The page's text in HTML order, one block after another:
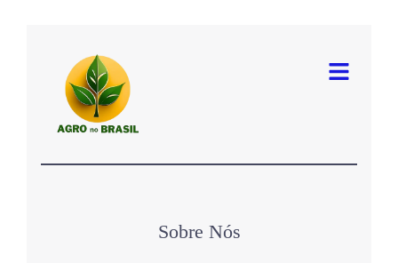
Menu
Sobre Nós